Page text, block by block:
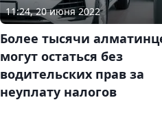
11:24, 20 июня 2022
Более тысячи
могут остаться без
водительских прав за
неуплату налогов